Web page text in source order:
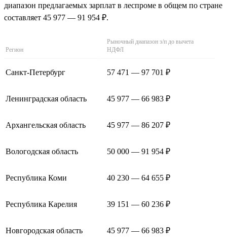
диапазон предлагаемых зарплат в леспроме в общем по стране
составляет 45 977 — 91 954 ₽.
Регион
Рыночный диапазон з/п до вычета
НДФЛ
Санкт-Петербург 57 471 — 97 701 ₽
Ленинградская область 45 977 — 66 983 ₽
Архангельская область 45 977 — 86 207 ₽
Вологодская область 50 000 — 91 954 ₽
Республика Коми 40 230 — 64 655 ₽
Республика Карелия 39 151 — 60 236 ₽
Новгородская область 45 977 — 66 983 ₽